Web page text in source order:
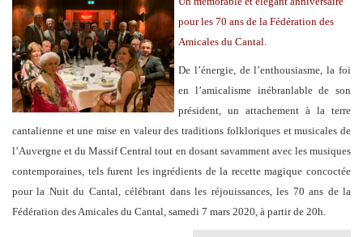
pour les 70 ans de la Fédération des
Amicales du Cantal.
De l’énergie, de l’enthousiasme, la foi
en l’amicalisme inébranlable de son
président, un attachement à la terre
cantalienne et une mise en valeur des traditions folkloriques et musicales de
l’Auvergne et du Massif Central tout en dosant savamment avec les musiques
contemporaines, tels furent les ingrédients de la recette magique concoctée
pour la Nuit du Cantal, célébrant dans les réjouissances, les 70 ans de la
Fédération des Amicales du Cantal, samedi 7 mars 2020, à partir de 20h.